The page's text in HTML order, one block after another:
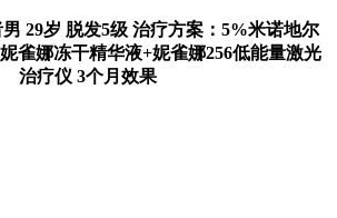
29岁 脱发5级 治疗方案：5%米诺地尔
雀娜冻干精华液+妮雀娜256低能量激光
治疗仪 3个月效果